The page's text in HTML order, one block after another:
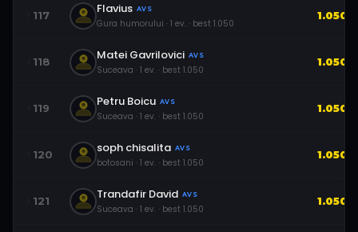
117 Flavius AVS
Gura humorului · 1 ev. · best 1.050
1.050
118 Matei Gavrilovici AVS
Suceava · 1 ev. · best 1.050
1.050
119 Petru Boicu AVS
Suceava · 1 ev. · best 1.050
1.050
120 soph chisalita AVS
botosani · 1 ev. · best 1.050
1.050
121 Trandafir David AVS
Suceava · 1 ev. · best 1.050
1.050